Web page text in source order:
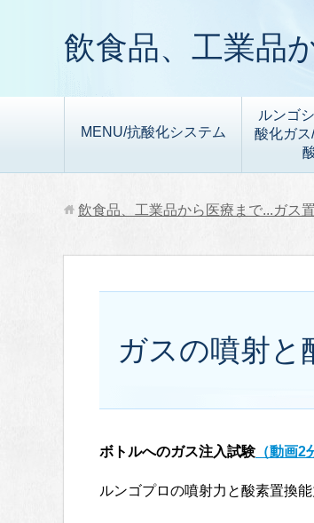
飲食品、工業品
MENU/抗酸化システム
ルンゴ
酸化ガ
飲食品、工業品から医療まで...ガス
ガスの噴射と
ボトルへのガス注入試験（動画2
ルンゴプロの噴射力と酸素置換能